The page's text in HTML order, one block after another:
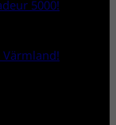
5000!